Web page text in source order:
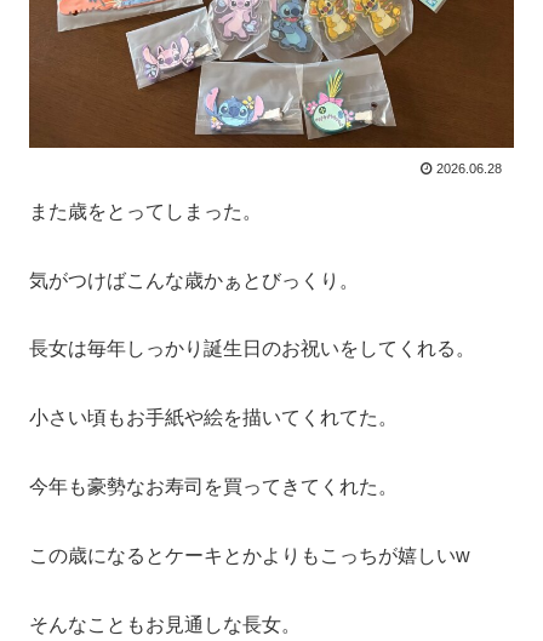
2026.06.28
また歳をとってしまった。
気がつけばこんな歳かぁとびっくり。
長女は毎年しっかり誕生日のお祝いをしてくれる。
小さい頃もお手紙や絵を描いてくれてた。
今年も豪勢なお寿司を買ってきてくれた。
この歳になるとケーキとかよりもこっちが嬉しいw
そんなこともお見通しな長女。